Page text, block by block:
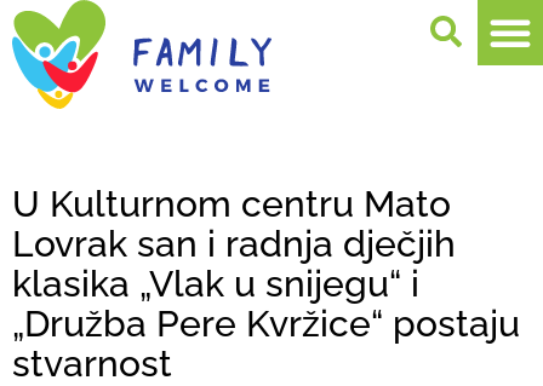
U Kulturnom centru Mato
Lovrak san i radnja dječjih
klasika „Vlak u snijegu“ i
„Družba Pere Kvržice“ postaju
stvarnost